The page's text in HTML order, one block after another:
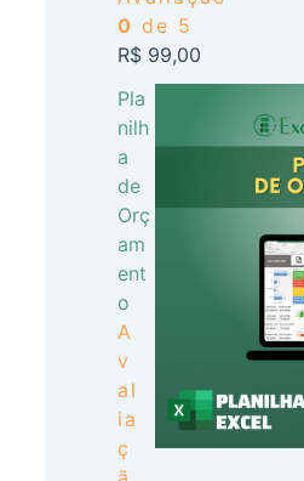
0 de 5
R$99,00
Pla
nilh
a
de
Orç
am
ent
o
A
v
al
ia
ç